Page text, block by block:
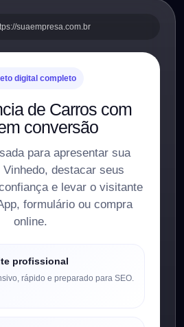
suaempresa.com.br
digital completo
de Carros com
conversão
para apresentar sua
destacar seus
e levar o visitante
formulário ou compra
online.
profissional
rápido e preparado para SEO.